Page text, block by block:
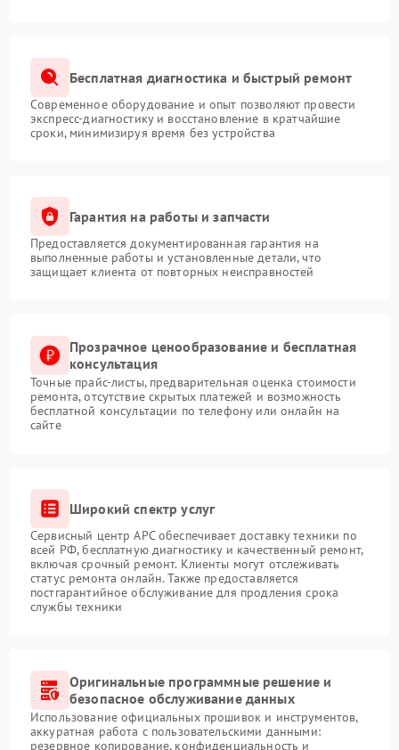
проводов
Неисправность системы
зарядки
1500 ₽ Подробнее →
Неисправность системы
защиты от короткого
замыкания
1500 ₽ Подробнее →
Неисправность системы
защиты от
перенапряжения
Бесплатная диагностика и быстрый ремонт
Современное оборудование и опыт позволяют провести
экспресс-диагностику и восстановление в кратчайшие
сроки, минимизируя время без устройства
Гарантия на работы и запчасти
Предоставляется документированная гарантия на
выполненные работы и установленные детали, что
защищает клиента от повторных неисправностей
Прозрачное ценообразование и бесплатная
консультация
Точные прайс-листы, предварительная оценка стоимости
ремонта, отсутствие скрытых платежей и возможность
бесплатной консультации по телефону или онлайн на
сайте
Широкий спектр услуг
Сервисный центр APC обеспечивает доставку техники по
всей РФ, бесплатную диагностику и качественный ремонт,
включая срочный ремонт. Клиенты могут отслеживать
статус ремонта онлайн. Также предоставляется
постгарантийное обслуживание для продления срока
службы техники
Оригинальные программные решение и
безопасное обслуживание данных
Использование официальных прошивок и инструментов,
аккуратная работа с пользовательскими данными:
резервное копирование, конфиденциальность и